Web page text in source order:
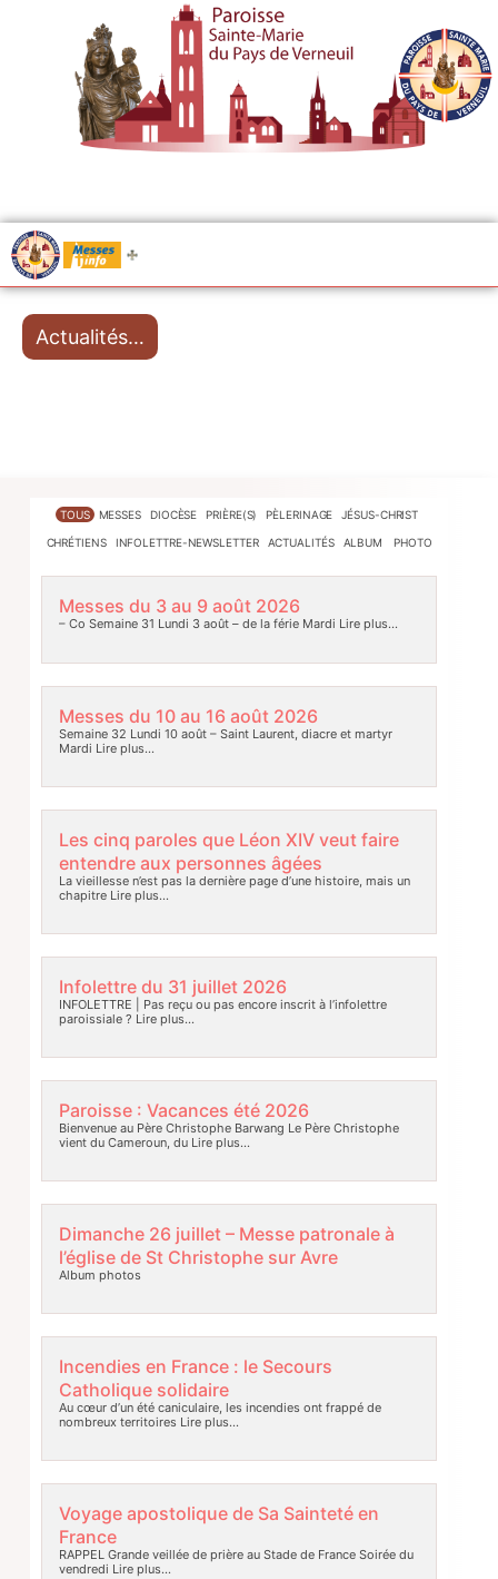
Messes
Actualités…
TOUS MESSES DIOCÈSE PRIÈRE(S) PÈLERINAGE JÉSUS-CHRIST
CHRÉTIENS INFOLETTRE-NEWSLETTER ACTUALITÉS ALBUM PHOTO
Messes du 3 au 9 août 2026
– Co Semaine 31 Lundi 3 août – de la férie Mardi Lire plus…
Messes du 10 au 16 août 2026
Semaine 32 Lundi 10 août – Saint Laurent, diacre et martyr
Mardi Lire plus…
Les cinq paroles que Léon XIV veut faire
entendre aux personnes âgées
La vieillesse n’est pas la dernière page d’une histoire, mais un
chapitreLire plus…
Infolettre du 31 juillet 2026
INFOLETTRE | Pas reçu ou pas encore inscrit à l’infolettre
paroissiale ? Lire plus…
Paroisse : Vacances été 2026
Bienvenue au Père Christophe Barwang Le Père Christophe
vient du Cameroun, duLire plus…
Dimanche 26 juillet – Messe patronale à
l’église de St Christophe sur Avre
Album photos
Incendies en France : le Secours
Catholique solidaire
Au cœur d’un été caniculaire, les incendies ont frappé de
nombreux territoires Lire plus…
Voyage apostolique de Sa Sainteté en
France
RAPPEL Grande veillée de prière au Stade de France Soirée du
vendredi Lire plus…